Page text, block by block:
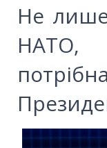
Не лише